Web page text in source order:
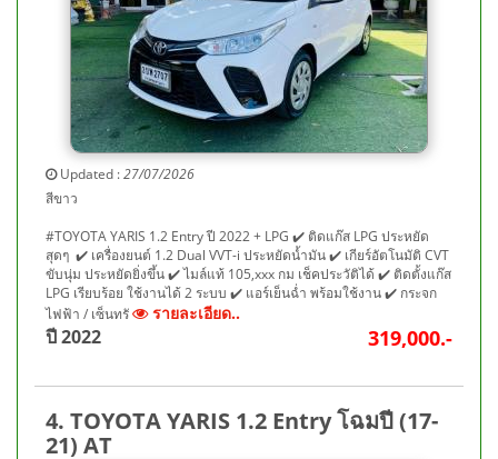
Updated :27/07/2026
สีขาว
#TOYOTA YARIS 1.2 Entry ปี 2022 + LPG ✔️ ติดแก๊ส LPG ประหยัด
สุดๆ ✔️ เครื่องยนต์ 1.2 Dual VVT-i ประหยัดน้ำมัน ✔️ เกียร์อัตโนมัติ CVT
ขับนุ่ม ประหยัดยิ่งขึ้น ✔️ ไมล์แท้ 105,xxx กม เช็คประวัติได้ ✔️ ติดตั้งแก๊ส
LPG เรียบร้อย ใช้งานได้ 2 ระบบ ✔️ แอร์เย็นฉ่ำ พร้อมใช้งาน ✔️ กระจก
ไฟฟ้า / เซ็นทรั
รายละเอียด..
ปี 2022 319,000.-
4. TOYOTA YARIS 1.2 Entry โฉมปี (17-
21) AT